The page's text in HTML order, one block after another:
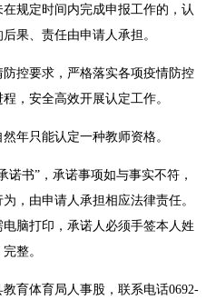
规定时间内完成申报工作的，认
果、责任由申请人承担。
防控要求，严格落实各项疫情防控
，安全高效开展认定工作。
年只能认定一种教师资格。
诺书”，承诺事项如与事实不符，
，由申请人承担相应法律责任。
脑打印，承诺人必须手签本人姓
整。
育体育局人事股，联系电话0692-